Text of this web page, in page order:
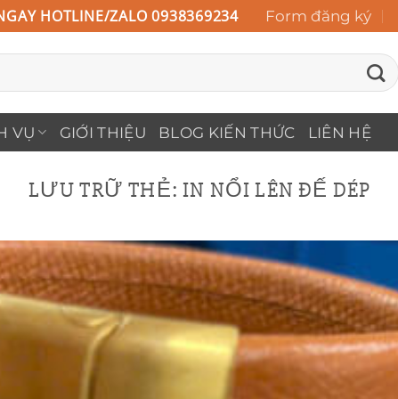
HOTLINE/ZALO 0938369234 Form đăng ký
VỤ GIỚI THIỆU BLOG KIẾN THỨC LIÊN HỆ
LƯU TRỮ THẺ: IN NỔI LÊN ĐẾ DÉP